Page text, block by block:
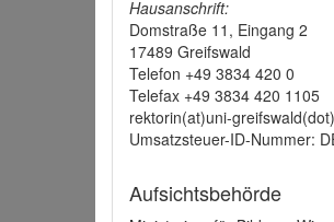
Hausanschrift:
Domstraße 11, Eingang 2
17489 Greifswald
Telefon +49 3834 420 0
Telefax +49 3834 420 1105
rektorin(at)uni-
Umsatzsteuer-ID-Nummer:
Aufsichtsbehörde